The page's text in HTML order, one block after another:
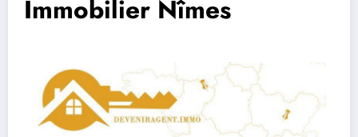
Immobilier Nîmes